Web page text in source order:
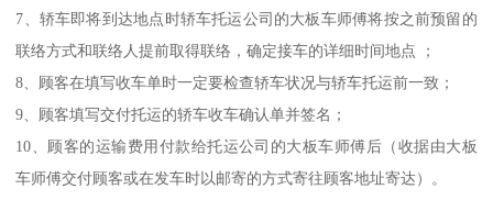
7、轿车即将到达地点时轿车托运公司的大板车师傅将按之前预留的
联络方式和联络人提前取得联络，确定接车的详细时间地点 ；
8、顾客在填写收车单时一定要检查轿车状况与轿车托运前一致；
9、顾客填写交付托运的轿车收车确认单并签名；
10、顾客的运输费用付款给托运公司的大板车师傅后（收据由大板
车师傅交付顾客或在发车时以邮寄的方式寄往顾客地址寄达）。